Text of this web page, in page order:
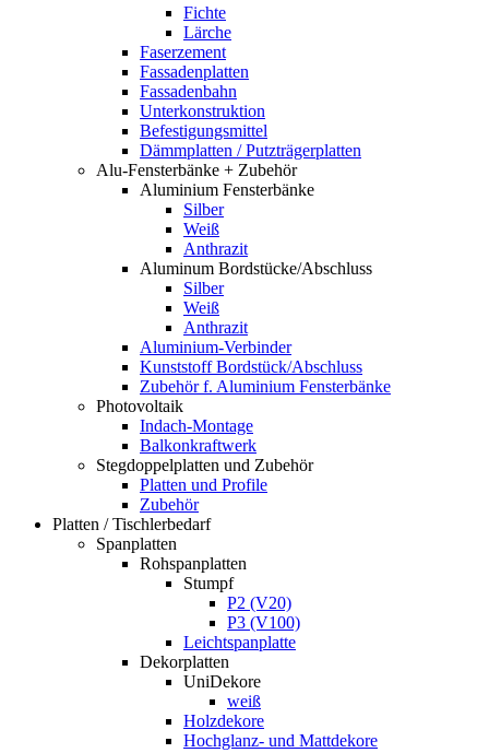
Fichte
Lärche
Faserzement
Fassadenplatten
Fassadenbahn
Unterkonstruktion
Befestigungsmittel
Dämmplatten / Putzträgerplatten
Alu-Fensterbänke + Zubehör
Aluminium Fensterbänke
Silber
Weiß
Anthrazit
Aluminum Bordstücke/Abschluss
Silber
Weiß
Anthrazit
Aluminium-Verbinder
Kunststoff Bordstück/Abschluss
Zubehör f. Aluminium Fensterbänke
Photovoltaik
Indach-Montage
Balkonkraftwerk
Stegdoppelplatten und Zubehör
Platten und Profile
Zubehör
Platten / Tischlerbedarf
Spanplatten
Rohspanplatten
Stumpf
P2 (V20)
P3 (V100)
Leichtspanplatte
Dekorplatten
UniDekore
weiß
Holzdekore
Hochglanz- und Mattdekore